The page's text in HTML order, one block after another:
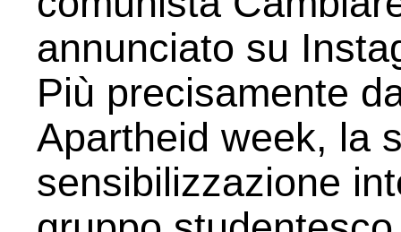
annunciato su
Più precisamente
Apartheid week, la
sensibilizzazione